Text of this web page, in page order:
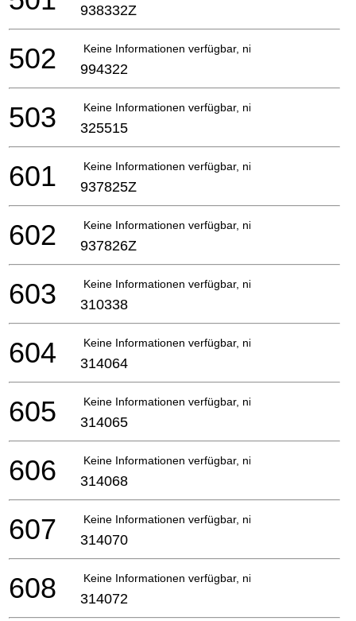
938332Z
Keine Informationen verfügbar, nicht bestellbar
502 994322
Keine Informationen verfügbar, nicht bestellbar
503 325515
Keine Informationen verfügbar, nicht bestellbar
601 937825Z
Keine Informationen verfügbar, nicht bestellbar
602 937826Z
Keine Informationen verfügbar, nicht bestellbar
603 310338
Keine Informationen verfügbar, nicht bestellbar
604 314064
Keine Informationen verfügbar, nicht bestellbar
605 314065
Keine Informationen verfügbar, nicht bestellbar
606 314068
Keine Informationen verfügbar, nicht bestellbar
607 314070
Keine Informationen verfügbar, nicht bestellbar
608 314072